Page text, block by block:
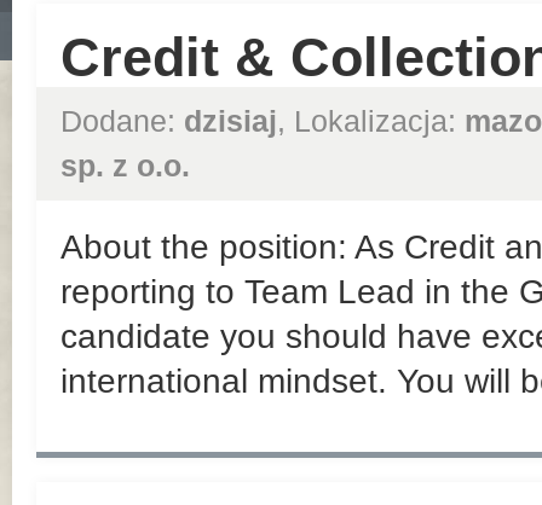
Credit &
Dodane: dzisiaj, Lokalizacja:
sp. z o.o.
About the position: As Credit
reporting to Team Lead in the
candidate you should have
international mindset. You will